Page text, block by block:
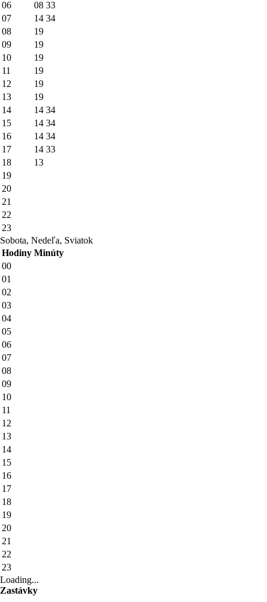
06
08 33
07
14 34
08
19
09
19
10
19
11
19
12
19
13
19
14
14 34
15
14 34
16
14 34
17
14 33
18
13
19
20
21
22
23
Sobota, Nedeľa, Sviatok
Hodiny Minúty
00
01
02
03
04
05
06
07
08
09
10
11
12
13
14
15
16
17
18
19
20
21
22
23
Loading...
Zastávky